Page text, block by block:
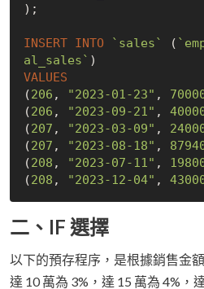
);
INSERT INTO `sales` (
al_sales`
VALUES
(206 , "2023-01-23" ,
(206 , "2023-09-21" ,
(207 , "2023-03-09" ,
(207 , "2023-08-18" ,
(208 , "2023-07-11" ,
(208 , "2023-12-04" ,
二、IF 選擇
以下的預存程序，是根據銷售金
達 10 萬為 3%，達 15 萬為 4%，